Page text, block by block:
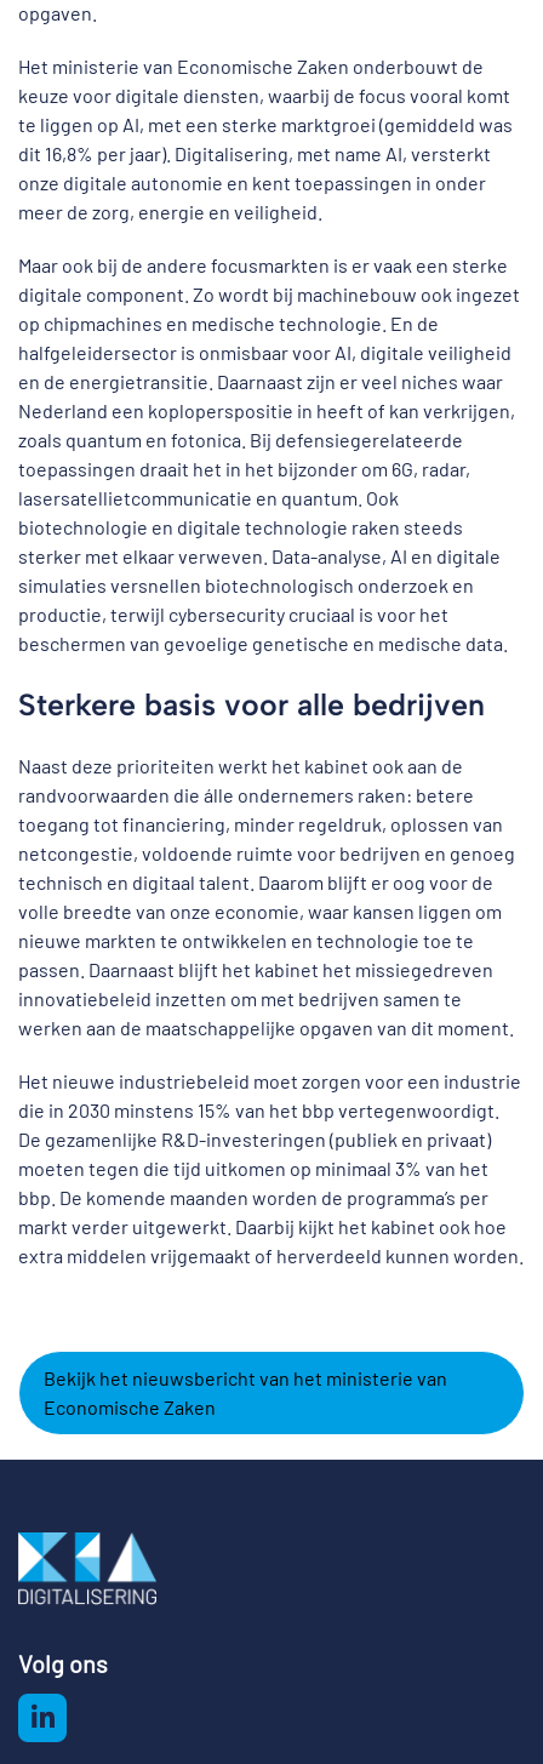
opgaven.
Het ministerie van Economische Zaken onderbouwt de
keuze voor digitale diensten, waarbij de focus vooral komt
te liggen op AI, met een sterke marktgroei (gemiddeld was
dit 16,8% per jaar). Digitalisering, met name AI, versterkt
onze digitale autonomie en kent toepassingen in onder
meer de zorg, energie en veiligheid.
Maar ook bij de andere focusmarkten is er vaak een sterke
digitale component. Zo wordt bij machinebouw ook ingezet
op chipmachines en medische technologie. En de
halfgeleidersector is onmisbaar voor AI, digitale veiligheid
en de energietransitie. Daarnaast zijn er veel niches waar
Nederland een koploperspositie in heeft of kan verkrijgen,
zoals quantum en fotonica. Bij defensiegerelateerde
toepassingen draait het in het bijzonder om 6G, radar,
lasersatellietcommunicatie en quantum. Ook
biotechnologie en digitale technologie raken steeds
sterker met elkaar verweven. Data-analyse, AI en digitale
simulaties versnellen biotechnologisch onderzoek en
productie, terwijl cybersecurity cruciaal is voor het
beschermen van gevoelige genetische en medische data.
Sterkere basis voor alle bedrijven
Naast deze prioriteiten werkt het kabinet ook aan de
randvoorwaarden die álle ondernemers raken: betere
toegang tot financiering, minder regeldruk, oplossen van
netcongestie, voldoende ruimte voor bedrijven en genoeg
technisch en digitaal talent. Daarom blijft er oog voor de
volle breedte van onze economie, waar kansen liggen om
nieuwe markten te ontwikkelen en technologie toe te
passen. Daarnaast blijft het kabinet het missiegedreven
innovatiebeleid inzetten om met bedrijven samen te
werken aan de maatschappelijke opgaven van dit moment.
Het nieuwe industriebeleid moet zorgen voor een industrie
die in 2030 minstens 15% van het bbp vertegenwoordigt.
De gezamenlijke R&D-investeringen (publiek en privaat)
moeten tegen die tijd uitkomen op minimaal 3% van het
bbp. De komende maanden worden de programma’s per
markt verder uitgewerkt. Daarbij kijkt het kabinet ook hoe
extra middelen vrijgemaakt of herverdeeld kunnen worden.
Bekijk het nieuwsbericht van het ministerie van
Economische Zaken
Volg ons